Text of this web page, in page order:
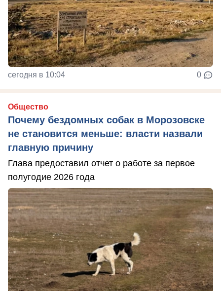
сегодня в 10:04 0
Общество
Почему бездомных собак в Морозовске
не становится меньше: власти назвали
главную причину
Глава предоставил отчет о работе за первое
полугодие 2026 года